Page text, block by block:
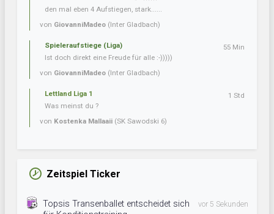
den mal eben 4 Aufstiegen, stark......
von GiovanniMadeo (Inter Gladbach)
Spieleraufstiege (Liga)
Ist doch direkt eine Freude für alle :-)))))
von GiovanniMadeo (Inter Gladbach)
55 Min
Lettland Liga 1
Was meinst du ?
von Kostenka Mallaaii (SK Sawodski 6)
1 Std
Zeitspiel Ticker
Topsis Transenballet entscheidet sich
vor 5 Sekunden